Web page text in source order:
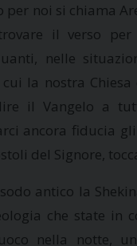
noi si chiama
il verso
nelle
la nostra Chiesa
il Vangelo a
ancora fiducia
del Signore,
antico la
che state in
nella notte,